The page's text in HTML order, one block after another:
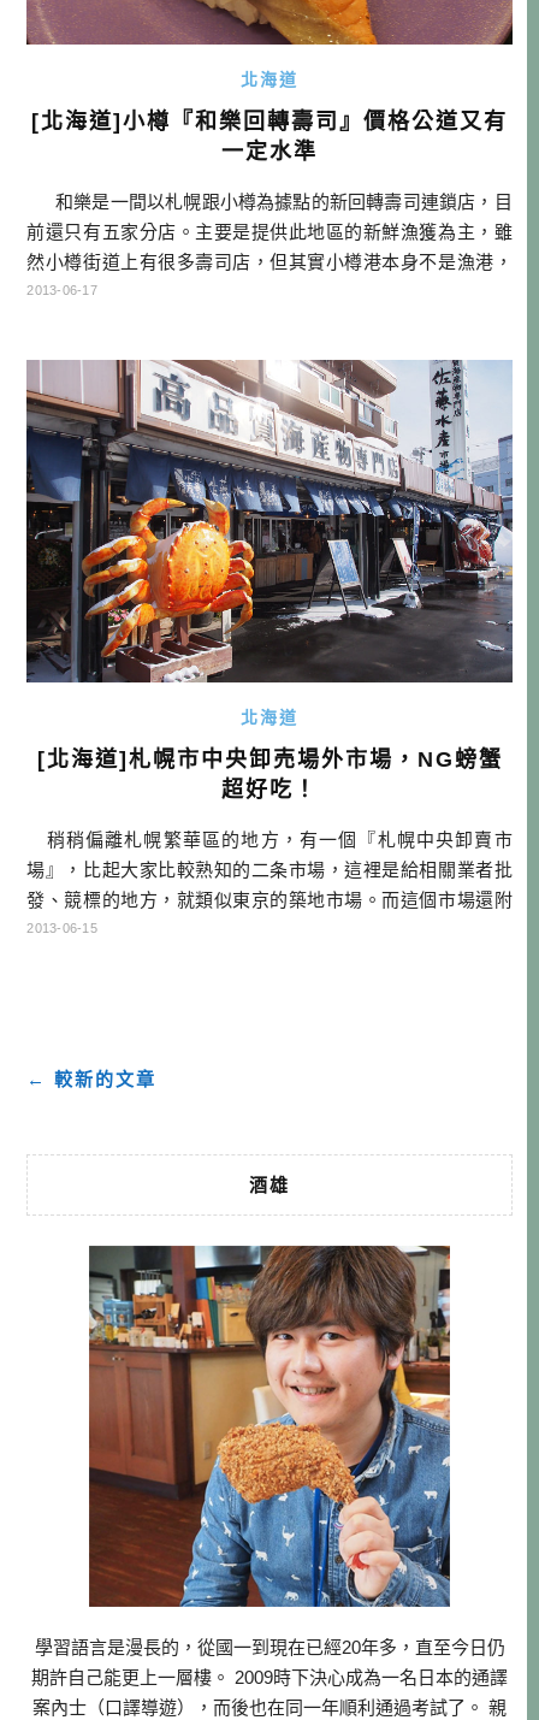
北海道
[北海道]小樽『和樂回轉壽司』價格公道又有
一定水準
和樂是一間以札幌跟小樽為據點的新回轉壽司連鎖店，目
前還只有五家分店。主要是提供此地區的新鮮漁獲為主，雖
然小樽街道上有很多壽司店，但其實小樽港本身不是漁港，
漁獲都是要從小樽市的其他漁港運送過來。因此小樽的壽司
於外來客來說還蠻有吸引力的，我們去的不是正餐時間，所
以回 […]…
2013-06-17
北海道
[北海道]札幌市中央卸売場外市場，NG螃蟹
超好吃！
稍稍偏離札幌繁華區的地方，有一個『札幌中央卸賣市
場』，比起大家比較熟知的二条市場，這裡是給相關業者批
發、競標的地方，就類似東京的築地市場。而這個市場還附
設一個『場外市場』，聚集有60個店家，以販售卸賣市場標
2013-06-15
← 較新的文章
酒雄
學習語言是漫長的，從國一到現在已經20年多，直至今日仍
期許自己能更上一層樓。 2009時下決心成為一名日本的通譯
案內士（口譯導遊），而後也在同一年順利通過考試了。 親